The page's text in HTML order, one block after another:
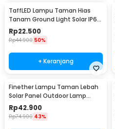
TaffLED Lampu Taman Hias
Tanam Ground Light Solar IP65
8 LED - CL-022
Rp22.500
Rp44.900 50%
+ Keranjang
Finether Lampu Taman Lebah
Solar Panel Outdoor Lamp
Waterproof IP65 30 LED - BE306
Rp42.900
Rp74.900 43%